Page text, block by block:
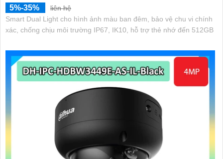
5%-35%
liên hệ
Smart Dual Light cho hình ảnh màu ban đêm, bảo vệ chu vi chính
xác, chống chịu môi trường IP67, IK10, hỗ trợ thẻ nhớ đến 512GB